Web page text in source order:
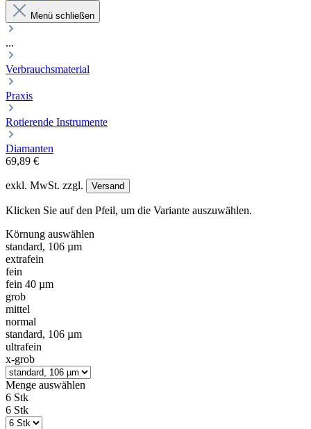
Menü schließen
...
Verbrauchsmaterial
Praxis
Rotierende Instrumente
Diamanten
69,89 €
exkl. MwSt. zzgl. Versand
Klicken Sie auf den Pfeil, um die Variante auszuwählen.
Körnung auswählen
standard, 106 µm
extrafein
fein
fein 40 µm
grob
mittel
normal
standard, 106 µm
ultrafein
x-grob
Menge auswählen
6 Stk
6 Stk